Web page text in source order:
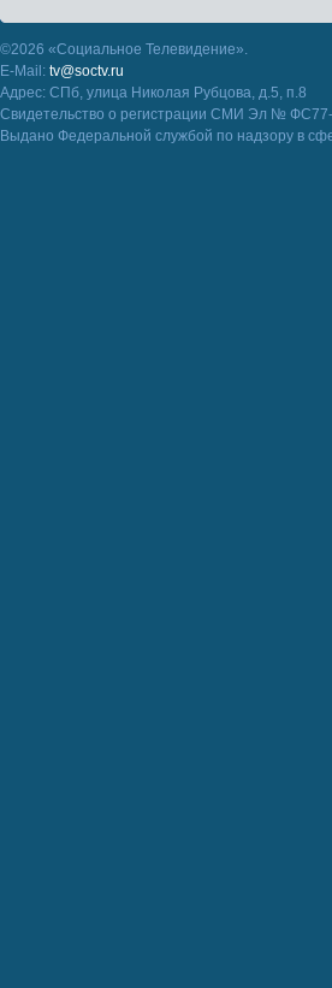
©2026 «Социальное Телевидение».
E-Mail: tv@soctv.ru
Адрес: СПб, улица Николая Рубцова, д.5, п.8
Свидетельство о регистрации СМИ Эл №
Выдано Федеральной службой по надзору в